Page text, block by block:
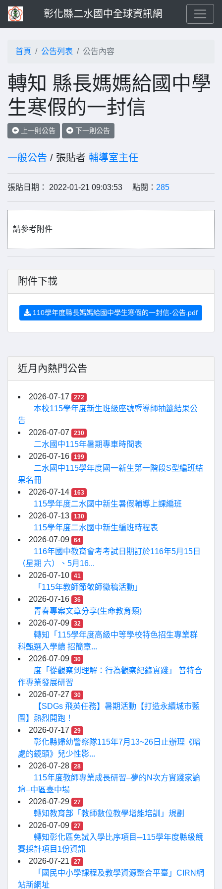
彰化縣二水國中全球資訊網
首頁 公告列表 公告內容
轉知 縣長媽媽給國中學
生寒假的一封信
上一則公告 下一則公告
一般公告 / 張貼者 輔導室主任
張貼日期： 2022-01-21 09:03:53 點閱： 285
請參考附件
附件下載
110學年度縣長媽媽給國中學生寒假的一封信-公告.pdf
近月內熱門公告
2026-07-17 272
本校115學年度新生班級座號暨導師抽籤結果公
告
2026-07-07
230
二水國中115年暑期專車時間表
2026-07-16
199
二水國中115學年度國一新生第一階段S型編班結
果名冊
2026-07-14
163
115學年度二水國中新生暑假輔導上課編班
2026-07-13
130
115學年度二水國中新生編班時程表
2026-07-09
64
116年國中教育會考考試日期訂於116年5月15日
（星期 六）、5月16...
2026-07-10
41
「115年教師節敬師徵稿活動」
2026-07-16
36
青春專案文章分享(生命教育類)
2026-07-09
32
轉知「115學年度高級中等學校特色招生專業群
科甄選入學續 招簡章...
2026-07-09
30
度「從觀察到理解：行為觀察紀錄實踐」 普特合
作專業發展研習
2026-07-27
30
【SDGs 飛英任務】暑期活動【打造永續城市藍
圖】熱烈開跑！
2026-07-17
29
彰化縣婦幼警察隊115年7月13~26日止辦理《暗
處的鏡頭》兒少性影...
2026-07-28
28
115年度教師專業成長研習–夢的N次方實踐家論
壇–中區臺中場
2026-07-29
27
轉知教育部「教師數位教學增能培訓」規劃
2026-07-09
27
轉知彰化區免試入學比序項目─115學年度縣級競
賽採計項目1份資訊
2026-07-21
27
「國民中小學課程及教學資源整合平臺」CIRN網
站新網址